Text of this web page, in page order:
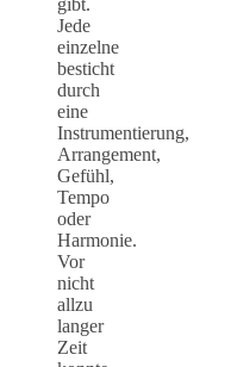
Jede
einzelne
besticht
durch
eine
Instrumentierung,
Arrangement,
Gefühl,
Tempo
oder
Harmonie.
Vor
nicht
allzu
langer
Zeit